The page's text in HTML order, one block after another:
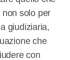
solo per
giudiziaria,
che
con